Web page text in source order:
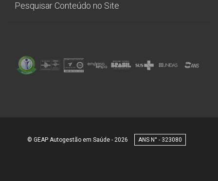
Pesquisar Conteúdo no Site
© GEAP Autogestão em Saúde - 2026 323080